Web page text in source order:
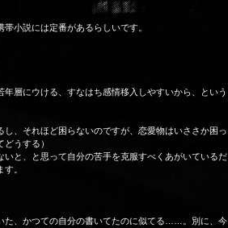
小説には定番があるらしいです。
にウける、すなはち感情移入しやすいから、という
、それほど困らないのですが、恋愛物はいささか困っ
どうする）
と、と思って自分の苦手を克服すべくあがいているだ
。
た、かつての自分の書いてたのに似てる……。別に、今